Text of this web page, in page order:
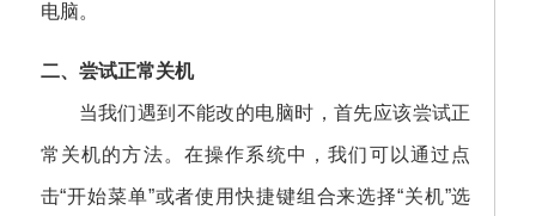
电脑。
二、尝试正常关机
当我们遇到不能改的电脑时，首先应该尝试正
常关机的方法。在操作系统中，我们可以通过点
击“开始菜单”或者使用快捷键组合来选择“关机”选